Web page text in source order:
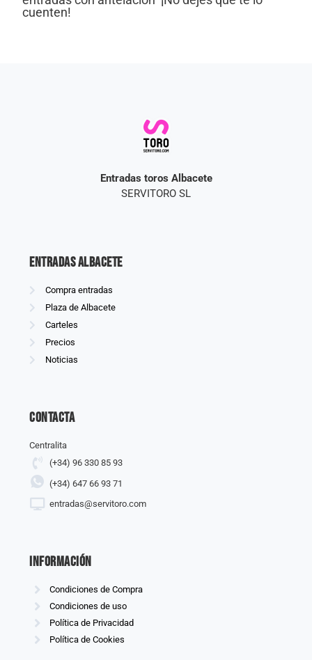
cuenten!
Entradas toros Albacete
SERVITORO SL
Entradas Albacete
Compra entradas
Plaza de Albacete
Carteles
Precios
Noticias
Contacta
Centralita
(+34) 96 330 85 93
(+34) 647 66 93 71
entradas@servitoro.com
información
Condiciones de Compra
Condiciones de uso
Política de Privacidad
Política de Cookies